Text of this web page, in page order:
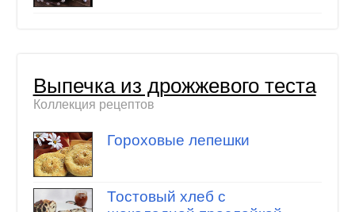
Выпечка из дрожжевого теста
Коллекция рецептов
Гороховые лепешки
Тостовый хлеб с